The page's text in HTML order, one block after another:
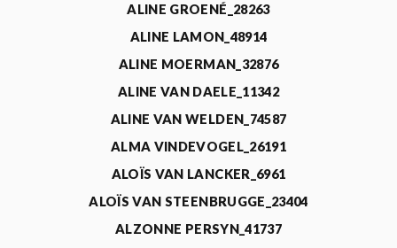
ALINE GROENÉ_28263
ALINE LAMON_48914
ALINE MOERMAN_32876
ALINE VAN DAELE_11342
ALINE VAN WELDEN_74587
ALMA VINDEVOGEL_26191
ALOÏS VAN LANCKER_6961
ALOÏS VAN STEENBRUGGE_23404
ALZONNE PERSYN_41737